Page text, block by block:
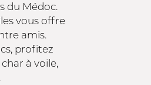
du Médoc.
vous offre
amis.
profitez
à voile,